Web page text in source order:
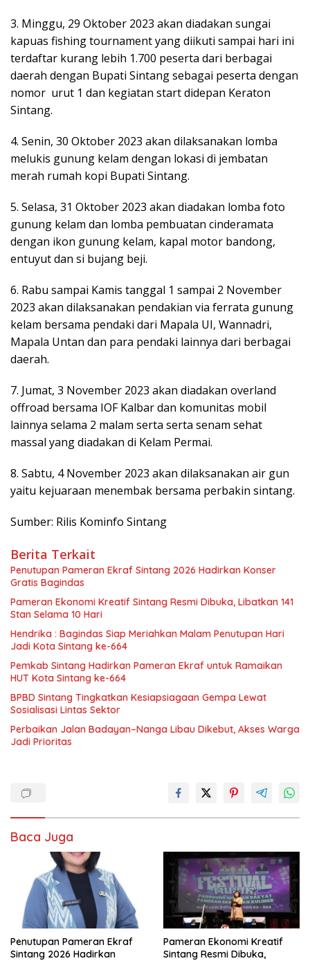
3. Minggu, 29 Oktober 2023 akan diadakan sungai
kapuas fishing tournament yang diikuti sampai hari ini
terdaftar kurang lebih 1.700 peserta dari berbagai
daerah dengan Bupati Sintang sebagai peserta dengan
nomor urut 1 dan kegiatan start didepan Keraton
Sintang.
4. Senin, 30 Oktober 2023 akan dilaksanakan lomba
melukis gunung kelam dengan lokasi di jembatan
merah rumah kopi Bupati Sintang.
5. Selasa, 31 Oktober 2023 akan diadakan lomba foto
gunung kelam dan lomba pembuatan cinderamata
dengan ikon gunung kelam, kapal motor bandong,
entuyut dan si bujang beji.
6. Rabu sampai Kamis tanggal 1 sampai 2 November
2023 akan dilaksanakan pendakian via ferrata gunung
kelam bersama pendaki dari Mapala UI, Wannadri,
Mapala Untan dan para pendaki lainnya dari berbagai
daerah.
7. Jumat, 3 November 2023 akan diadakan overland
offroad bersama IOF Kalbar dan komunitas mobil
lainnya selama 2 malam serta serta senam sehat
massal yang diadakan di Kelam Permai.
8. Sabtu, 4 November 2023 akan dilaksanakan air gun
yaitu kejuaraan menembak bersama perbakin sintang.
Sumber: Rilis Kominfo Sintang
Berita Terkait
Penutupan Pameran Ekraf Sintang 2026 Hadirkan Konser
Gratis Bagindas
Pameran Ekonomi Kreatif Sintang Resmi Dibuka, Libatkan 141
Stan Selama 10 Hari
Hendrika : Bagindas Siap Meriahkan Malam Penutupan Hari
Jadi Kota Sintang ke-664
Pemkab Sintang Hadirkan Pameran Ekraf untuk Ramaikan
HUT Kota Sintang ke-664
BPBD Sintang Tingkatkan Kesiapsiagaan Gempa Lewat
Sosialisasi Lintas Sektor
Perbaikan Jalan Badayan–Nanga Libau Dikebut, Akses Warga
Jadi Prioritas
Baca Juga
Penutupan Pameran Ekraf
Sintang 2026 Hadirkan
Pameran Ekonomi Kreatif
Sintang Resmi Dibuka,